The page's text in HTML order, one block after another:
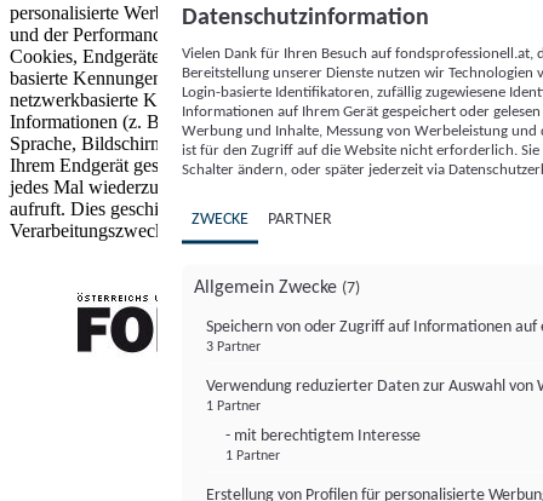
personalisierte Werbung und Inhalte, Messung von Werbeleistung
und der Performance von Inhalten sowie Zielgruppenforschung.
Cookies, Endgeräte- oder ähnliche Online-Kennungen (z. B. login-
basierte Kennungen, zufällig generierte Kennungen,
netzwerkbasierte Kennungen) können zusammen mit anderen
Informationen (z. B. Browsertyp und Browserinformationen,
Sprache, Bildschirmgröße, unterstützte Technologien usw.) auf
Ihrem Endgerät gespeichert oder von dort ausgelesen werden, um es
jedes Mal wiederzuerkennen, wenn es eine App oder einer Webseite
aufruft. Dies geschieht für einen oder mehrere der hier aufgeführten
Verarbeitungszwecke.
Datenschutzinformation
Vielen Dank für Ihren Besuch auf
Bereitstellung unserer Dienste nutzen wir Technologien
Login-basierte Identifikatoren, zufällig zugewiesene
Informationen auf Ihrem Gerät gespeichert oder
Werbung und Inhalte, Messung von Werbeleistung
ist für den Zugriff auf die Website nicht erforderlich.
Schalter ändern, oder später jederzeit via
ZWECKE PARTNER
Allgemein Zwecke (7)
Speichern von oder Zugriff auf Informationen auf
3 Partner
Verwendung reduzierter Daten zur Auswahl von
1 Partner
- mit berechtigtem Interesse
1 Partner
Erstellung von Profilen für personalisierte
FONDS professionell